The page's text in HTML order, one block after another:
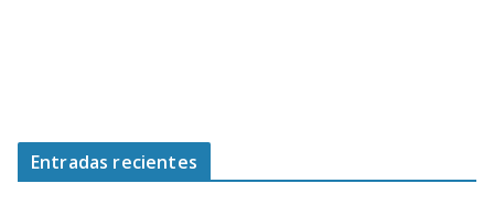
Entradas recientes